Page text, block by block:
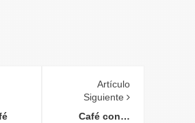
Artículo
Siguiente
Café con…